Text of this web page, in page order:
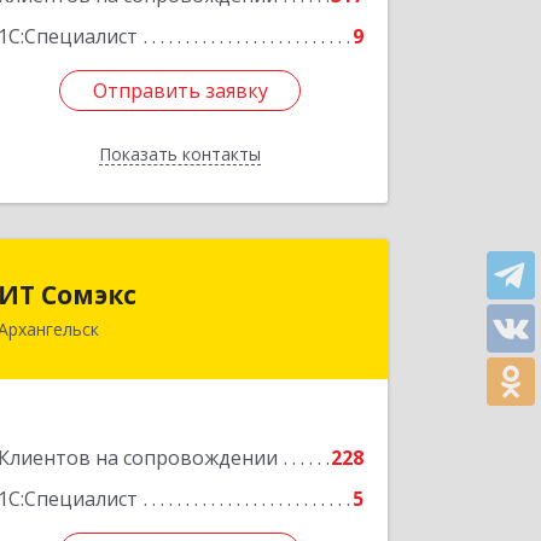
1С:Специалист
9
Отправить заявку
Показать контакты
Отправить заявку
Назад
ИТ Сомэкс
Клиентов на сопровождении
228
1С:Специалист
5
Подробнее